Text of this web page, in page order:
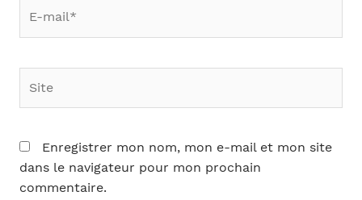
Enregistrer mon nom, mon e-mail et mon site
dans le navigateur pour mon prochain
commentaire.